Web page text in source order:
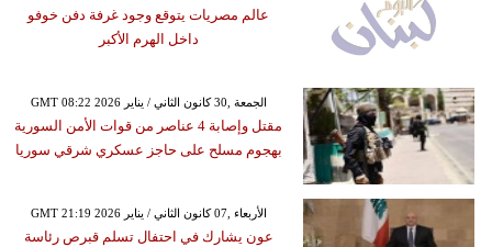
عالم مصريات يتوقع وجود غرفة دفن خوفو
داخل الهرم الأكبر
GMT 08:22 2026 الجمعة ,30 كانون الثاني / يناير
مقتل وإصابة 4 عناصر من قوات الأمن السورية
بهجوم مسلح على حاجز عسكري شرقي سوريا
GMT 21:19 2026 الأربعاء ,07 كانون الثاني / يناير
عون يشارك في احتفال تسلم قبرص رئاسة